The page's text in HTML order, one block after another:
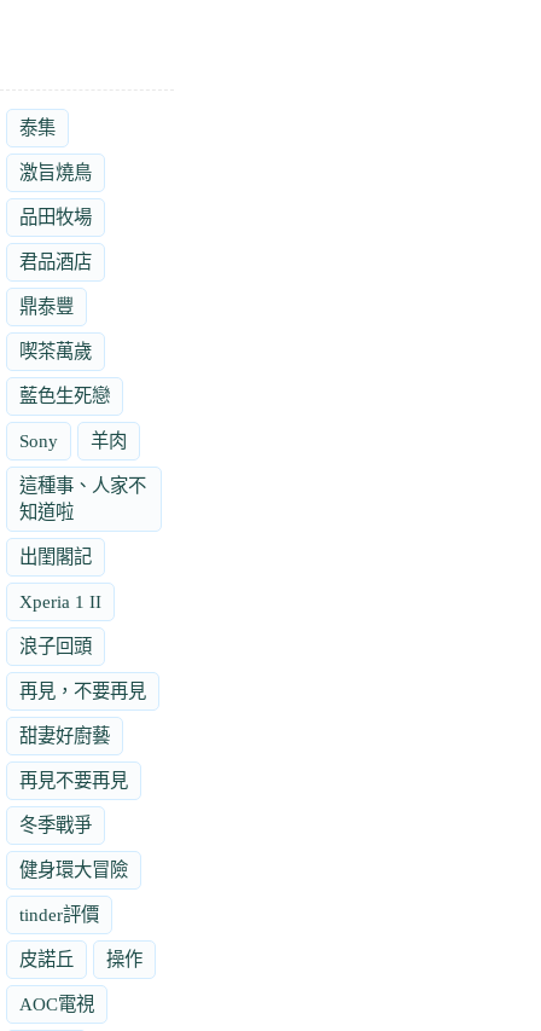
泰集
激旨燒鳥
品田牧場
君品酒店
鼎泰豐
喫茶萬歲
藍色生死戀
Sony 羊肉
這種事、人家不
知道啦
出閨閣記
Xperia 1 II
浪子回頭
再見，不要再見
甜妻好廚藝
再見不要再見
冬季戰爭
健身環大冒險
tinder評價
皮諾丘 操作
AOC電視